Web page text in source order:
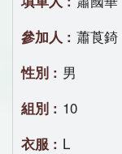
蕭莨錡
男
10
L